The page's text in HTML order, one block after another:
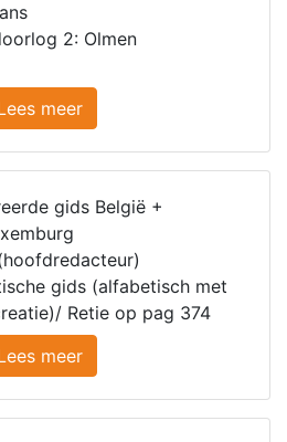
2: Olmen
meer
gids België +
gids (alfabetisch met
Retie op pag 374
meer